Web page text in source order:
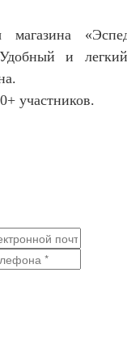
магазина
и
участников.